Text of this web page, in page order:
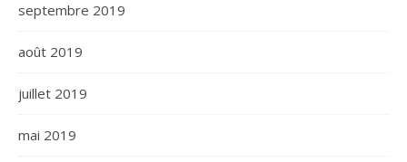
septembre 2019
août 2019
juillet 2019
mai 2019